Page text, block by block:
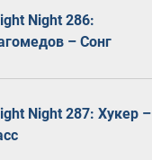
Night 286:
– Сонг
Night 287: Хукер –